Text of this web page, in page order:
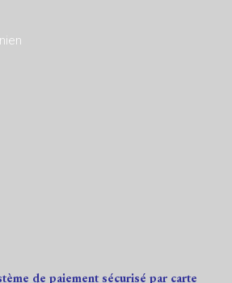
de paiement sécurisé par carte